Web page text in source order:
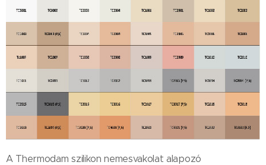
A Thermodam szilikon nemesvakolat alapozó